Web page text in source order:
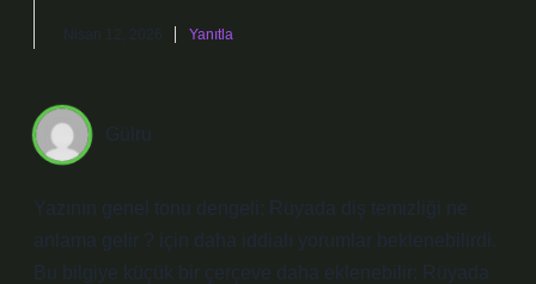
Nisan 12, 2026 Yanıtla
Gülru
Yazının genel tonu dengeli; Rüyada diş temizliği ne
anlama gelir ? için daha iddialı yorumlar beklenebilirdi.
Bu bilgiye küçük bir çerçeve daha eklenebilir: Rüyada